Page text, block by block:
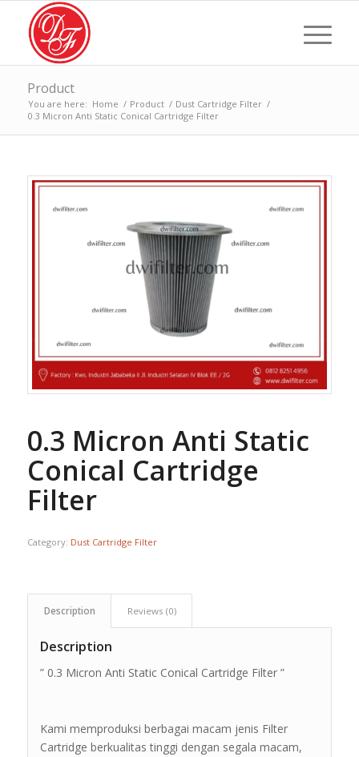
Product
You are here: Home / Product / Dust Cartridge Filter /
0.3 Micron Anti Static Conical Cartridge Filter
0.3 Micron Anti Static
Conical Cartridge
Filter
Category: Dust Cartridge Filter
Description Reviews (0)
Description
” 0.3 Micron Anti Static Conical Cartridge Filter ”
Kami memproduksi berbagai macam jenis Filter
Cartridge berkualitas tinggi dengan segala macam,